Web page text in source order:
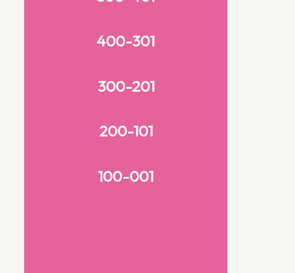
400-301
300-201
200-101
100-001